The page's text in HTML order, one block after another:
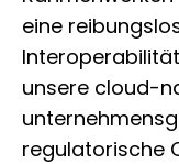
eine
unsere cloud-
regulatorische